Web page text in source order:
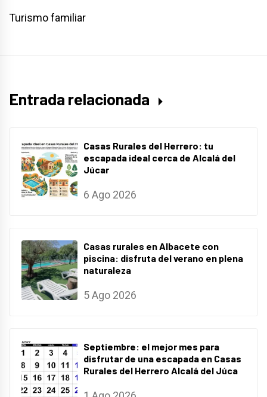
Turismo familiar
Entrada relacionada
Casas Rurales del Herrero: tu
escapada ideal cerca de Alcalá del
Júcar
6 Ago 2026
Casas rurales en Albacete con
piscina: disfruta del verano en plena
naturaleza
5 Ago 2026
Septiembre: el mejor mes para
disfrutar de una escapada en Casas
Rurales del Herrero Alcalá del Júca